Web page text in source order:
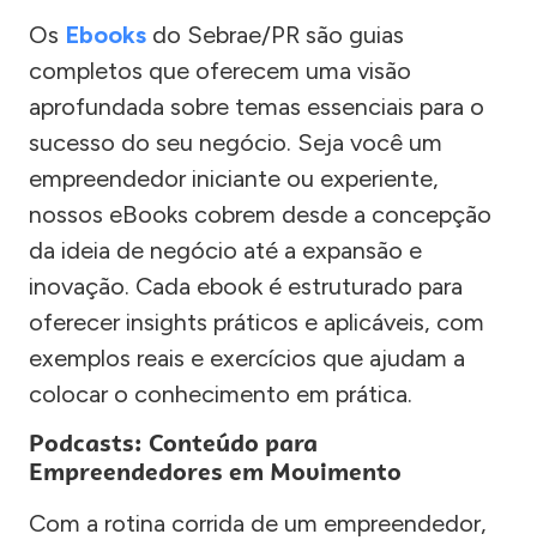
Os Ebooks do Sebrae/PR são guias
completos que oferecem uma visão
aprofundada sobre temas essenciais para o
sucesso do seu negócio. Seja você um
empreendedor iniciante ou experiente,
nossos eBooks cobrem desde a concepção
da ideia de negócio até a expansão e
inovação. Cada ebook é estruturado para
oferecer insights práticos e aplicáveis, com
exemplos reais e exercícios que ajudam a
colocar o conhecimento em prática.
Podcasts: Conteúdo para
Empreendedores em Movimento
Com a rotina corrida de um empreendedor,